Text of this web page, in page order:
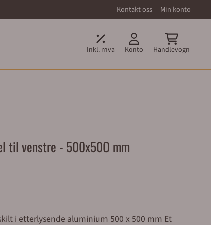
Kontakt oss Min konto
Inkl. mva Konto Handlevogn
til venstre - 500x500 mm
i etterlysende aluminium 500 x 500 mm Et